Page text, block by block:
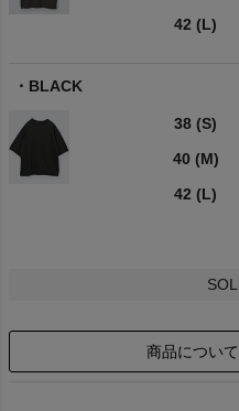
42 (L)
BLACK
38 (S)
40 (M)
42 (L)
商品につい